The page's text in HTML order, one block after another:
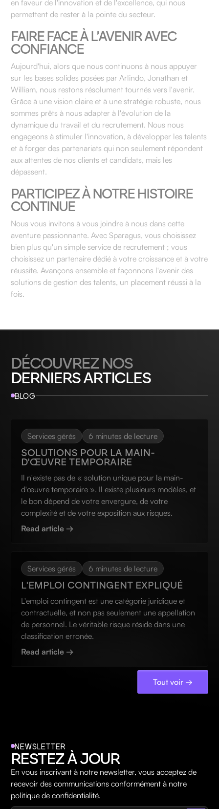
en faveur de l'innovation et de l'excellence, qui nous
permettent de rester à la pointe du secteur.
FAIRE FACE À L'AVENIR AVEC
CONFIANCE
Aujourd'hui, alors que nous continuons à nous appuyer
sur les bases solides posées par Arlindo, Jonathan et
William, nous restons résolument tournés vers l'avenir.
Grâce à une vision claire et à une stratégie robuste, nous
sommes prêts à nous adapter à l'évolution de la
dynamique du travail et du recrutement. Nous nous
engageons à stimuler l'innovation, à développer les talents
et à forger des partenariats qui non seulement répondent
aux attentes de nos clients et candidats, mais les
dépassent.
PARTICIPEZ À NOTRE HISTOIRE
CONTINUE
Nous vous invitons à vous joindre à nous dans cette
aventure passionnante. Avec Sparagus, vous choisissez
bien plus qu'un simple service de recrutement ; vous
choisissez un partenaire dédié à votre croissance et à votre
réussite. Avançons ensemble et façonnons l'avenir des
solutions de gestion des talents, un placement réussi à la
fois.
DÉCOUVREZ NOS
DERNIERS ARTICLES
BLOG
Services gérés 6 minutes de lecture
SOLUTIONS POUR LA MAIN-
D'ŒUVRE TEMPORAIRE
Il n'existe pas de « solution unique pour la main-
d'œuvre temporaire ». Il existe plusieurs modèles, et
le bon dépend de votre envergure, de votre
complexité et de votre exposition aux risques.
Read article →
Services gérés 6 minutes de lecture
L'EMPLOI CONTINGENT EXPLIQUÉ
L'emploi contingent est une catégorie juridique et
contractuelle, et non pas seulement une appellation
de personnel. Le véritable risque réside dans une
classification erronée.
Read article →
Tout voir →
NEWSLETTER
RESTEZ À JOUR
En vous inscrivant à notre newsletter, vous acceptez de
recevoir des communications conformément à notre
politique de confidentialité.